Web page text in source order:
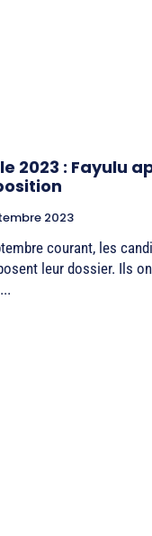
2023 : Fayulu
2023
courant, les
leur dossier. Ils